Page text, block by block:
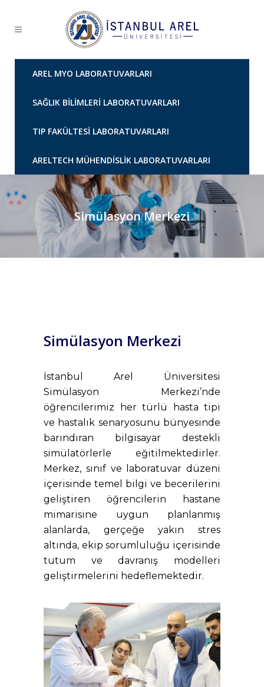
AREL MYO LABORATUVARLARI
SAĞLIK BILIMLERI LABORATUVARLARI
TIP FAKÜLTESI LABORATUVARLARI
ARELTECH MÜHENDISLIK LABORATUVARLARI
Simülasyon Merkezi
Simülasyon Merkezi
İstanbul Arel Üniversitesi
Simülasyon Merkezi’nde
öğrencilerimiz her türlü hasta tipi
ve hastalık senaryosunu bünyesinde
barındıran bilgisayar destekli
simülatörlerle eğitilmektedirler.
Merkez, sınıf ve laboratuvar düzeni
içerisinde temel bilgi ve becerilerini
geliştiren öğrencilerin hastane
mimarisine uygun planlanmış
alanlarda, gerçeğe yakın stres
altında, ekip sorumluluğu içerisinde
tutum ve davranış modelleri
geliştirmelerini hedeflemektedir.